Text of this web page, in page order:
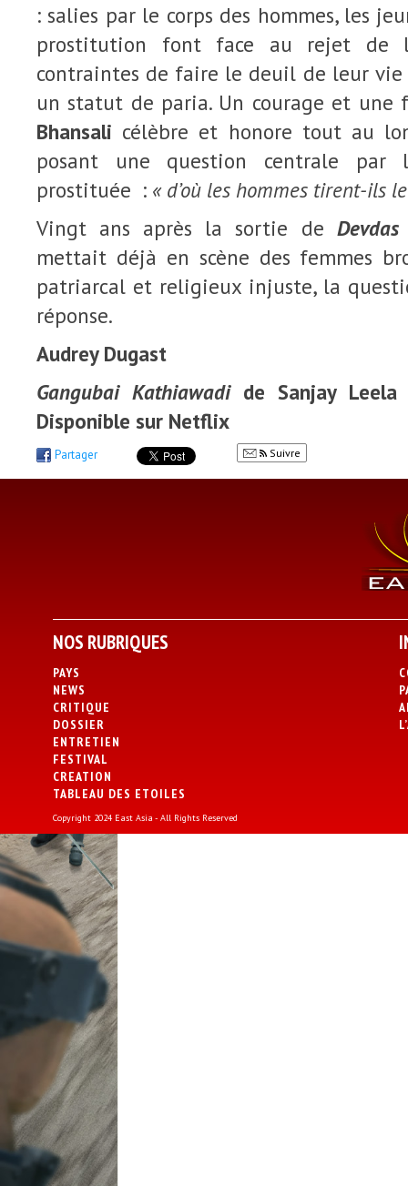
: salies par le corps des hommes, les
prostitution font face au rejet de
contraintes de faire le deuil de leur vie
un statut de paria. Un courage et une
Bhansali célèbre et honore tout au
posant une question centrale par
prostituée : « d’où les hommes tirent-ils
Vingt ans après la sortie de Devdas
mettait déjà en scène des femmes
patriarcal et religieux injuste, la
réponse.
Audrey Dugast
Gangubai Kathiawadide Sanjay Leela
Disponible sur Netflix
Partager Suivre
NOS RUBRIQUES
PAYS
NEWS
CRITIQUE
DOSSIER
ENTRETIEN
FESTIVAL
CREATION
TABLEAU DES ETOILES
Copyright 2024 East Asia - All Rights Reserved